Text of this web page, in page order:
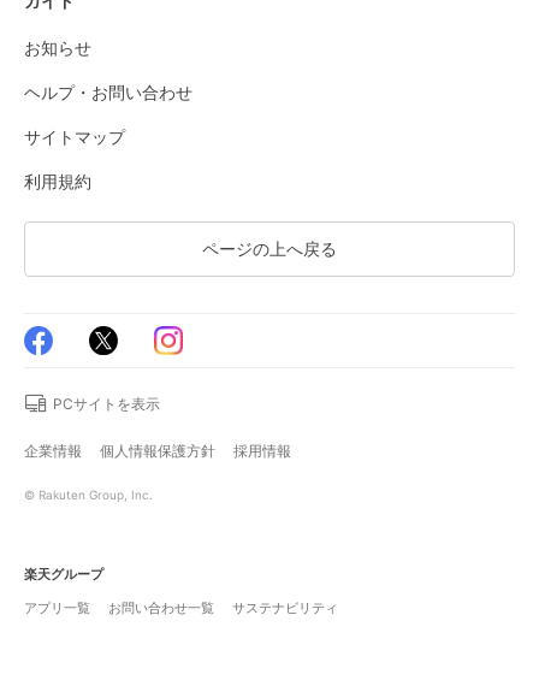
お知らせ
ヘルプ・お問い合わせ
サイトマップ
利用規約
ページの上へ戻る
PCサイトを表示
企業情報 個人情報保護方針 採用情報
© Rakuten Group, Inc.
楽天グループ
アプリ一覧
お問い合わせ一覧 サステナビリティ